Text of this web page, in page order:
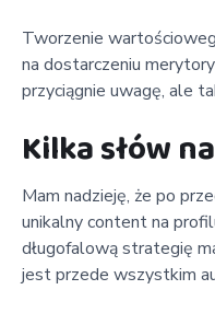
Tworzenie
na dostarczeniu
przyciągnie uwagę, ale
Kilka słów
Mam nadzieję, że po
unikalny content na
długofalową strategię
jest przede wszystkim